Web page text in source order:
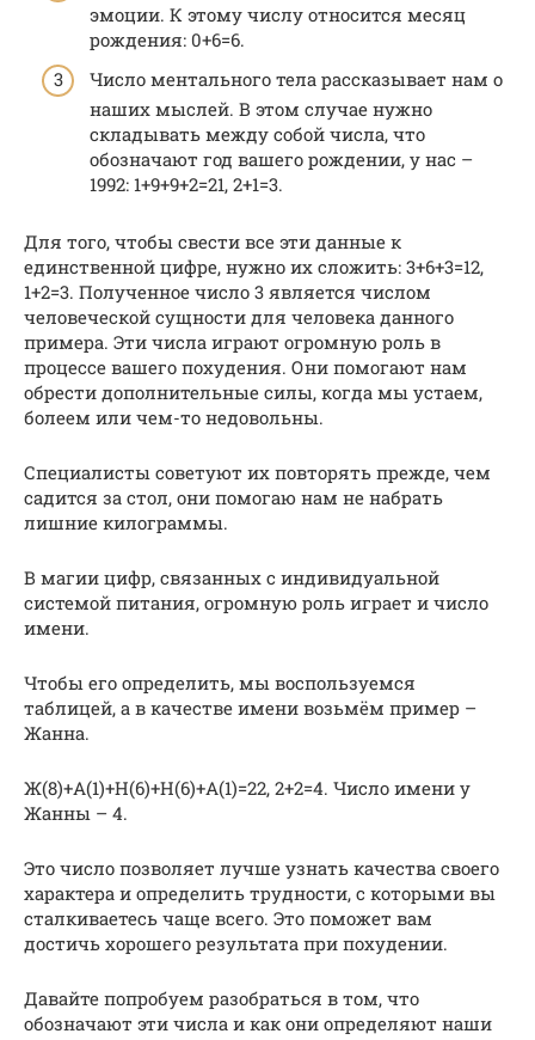
эмоции. К этому числу относится месяц
рождения: 0+6=6.
Число ментального тела рассказывает нам о
наших мыслей. В этом случае нужно
складывать между собой числа, что
обозначают год вашего рождении, у нас –
1992: 1+9+9+2=21, 2+1=3.
Для того, чтобы свести все эти данные к
единственной цифре, нужно их сложить: 3+6+3=12,
1+2=3. Полученное число 3 является числом
человеческой сущности для человека данного
примера. Эти числа играют огромную роль в
процессе вашего похудения. Они помогают нам
обрести дополнительные силы, когда мы устаем,
болеем или чем-то недовольны.
Специалисты советуют их повторять прежде, чем
садится за стол, они помогаю нам не набрать
лишние килограммы.
В магии цифр, связанных с индивидуальной
системой питания, огромную роль играет и число
имени.
Чтобы его определить, мы воспользуемся
таблицей, а в качестве имени возьмём пример –
Жанна.
Ж(8)+А(1)+Н(6)+Н(6)+А(1)=22, 2+2=4. Число имени у
Жанны – 4.
Это число позволяет лучше узнать качества своего
характера и определить трудности, с которыми вы
сталкиваетесь чаще всего. Это поможет вам
достичь хорошего результата при похудении.
Давайте попробуем разобраться в том, что
обозначают эти числа и как они определяют наши